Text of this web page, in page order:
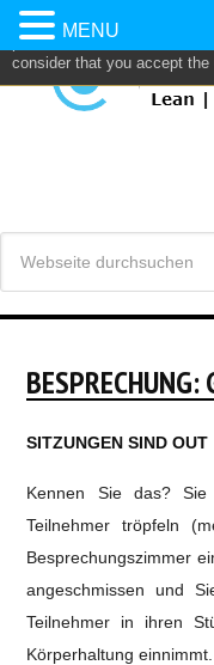
This website uses own and/
personalize content and/or
consider that you accept the
SITZUNGEN SIND OUT
Kennen Sie das?
Teilnehmer tröpfeln
Besprechungszimmer
angeschmissen und
Teilnehmer in ihren
Körperhaltung einnimmt.
MENU